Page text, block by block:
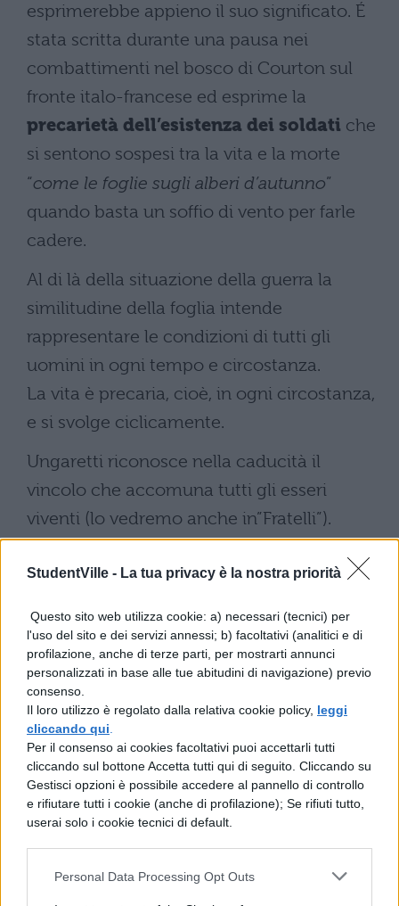
StudentVille - La tua privacy è la nostra priorità
Questo sito web utilizza cookie: a) necessari (tecnici) per
l'uso del sito e dei servizi annessi; b) facoltativi (analitici e di
profilazione, anche di terze parti, per mostrarti annunci
personalizzati in base alle tue abitudini di navigazione) previo
consenso.
Il loro utilizzo è regolato dalla relativa cookie policy, leggi
cliccando qui
Per il consenso ai cookies facoltativi puoi accettarli tutti
cliccando sul bottone Accetta tutti qui di seguito. Cliccando su
Gestisci opzioni è possibile accedere al pannello di controllo
e rifiutare tutti i cookie (anche di profilazione); Se rifiuti tutto,
userai solo i cookie tecnici di default.
Personal Data Processing Opt Outs
esprimerebbe appieno il suo significato. É
stata scritta durante una pausa nei
combattimenti nel bosco di Courton sul
fronte italo-francese ed esprime la
precarietà dell’esistenza dei soldati che
si sentono sospesi tra la vita e la morte
“come le foglie sugli alberi d’autunno”
quando basta un soffio di vento per farle
cadere.
Al di là della situazione della guerra la
similitudine della foglia intende
rappresentare le condizioni di tutti gli
uomini in ogni tempo e circostanza.
La vita è precaria, cioè, in ogni circostanza,
e si svolge ciclicamente.
Ungaretti riconosce nella caducità il
vincolo che accomuna tutti gli esseri
viventi (lo vedremo anche in”Fratelli”).
Troviamo questa similitudine anche nella
Bibbia, in Omero e in Dante.
Tratto dal libro di Isaia (64,5):
“Tutti quanti appassiamo come una foglia / e
le nostre iniquità ci portan via come il vento”
Tratto da Omero, l’Iliade:
“Come stirpi di foglie, così le stirpi degli
uomini; / le foglie alcune ne getta il vento a
terra, altre le salva / fiorente le nutre al
tempo di primavera; / così le stirpi degli